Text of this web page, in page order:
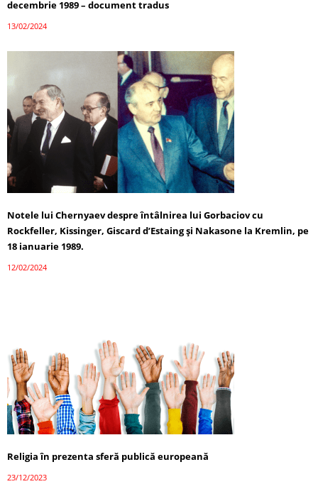
decembrie 1989 – document tradus
13/02/2024
Notele lui Chernyaev despre întâlnirea lui Gorbaciov cu
Rockfeller, Kissinger, Giscard d’Estaing și Nakasone la Kremlin, pe
18 ianuarie 1989.
12/02/2024
Religia în prezenta sferă publică europeană
23/12/2023